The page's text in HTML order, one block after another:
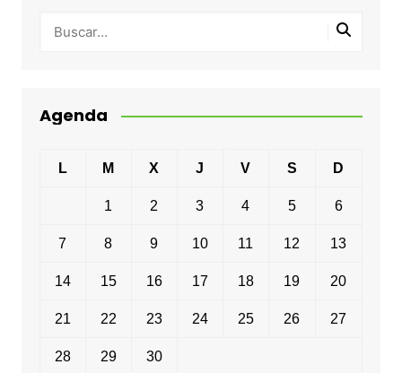
Agenda
L M X J V S D
1 2 3 4 5 6
7 8 9 10 11 12 13
14 15 16 17 18 19 20
21 22 23 24 25 26 27
28 29 30